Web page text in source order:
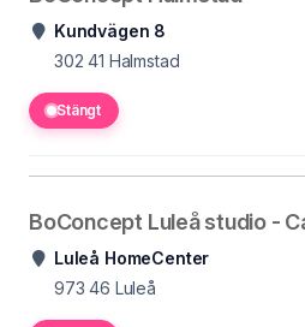
Kundvägen 8
302 41 Halmstad
Stängt
BoConcept Luleå studio -
Luleå HomeCenter
973 46 Luleå